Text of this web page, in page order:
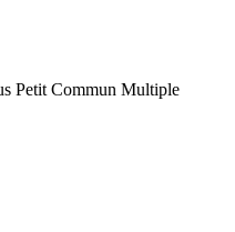
Petit Commun Multiple